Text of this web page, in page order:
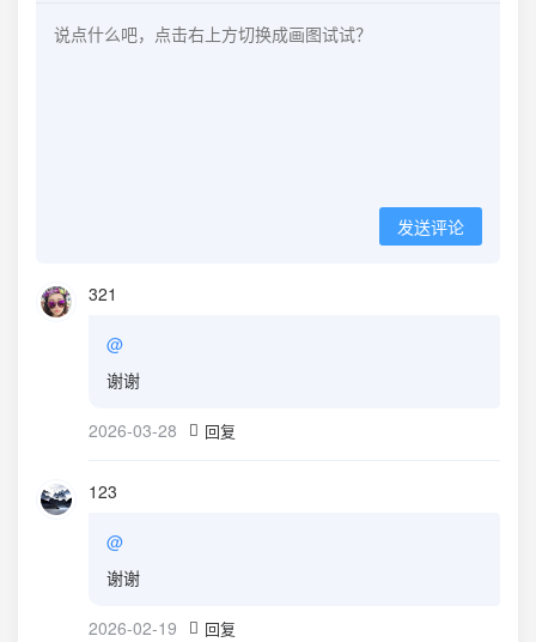
发送评论
321
@
谢谢
2026-03-28 回复
123
@
谢谢
2026-02-19 回复